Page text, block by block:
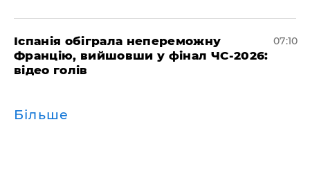
Іспанія обіграла непереможну
Францію, вийшовши у фінал ЧС-2026:
відео голів
07:10
Більше